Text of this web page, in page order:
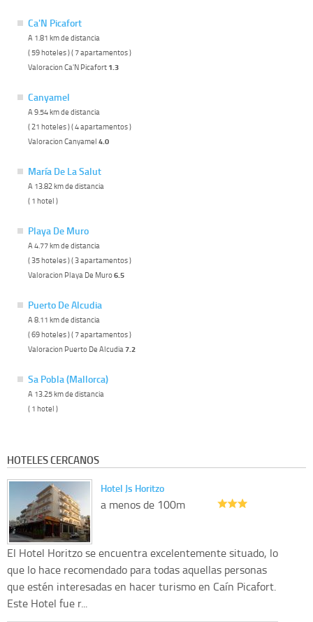
Ca'N Picafort
A 1.81 km de distancia
( 59 hoteles ) ( 7 apartamentos )
Valoracion Ca'N Picafort 1.3
Canyamel
A 9.54 km de distancia
( 21 hoteles ) ( 4 apartamentos )
Valoracion Canyamel 4.0
María De La Salut
A 13.82 km de distancia
( 1 hotel )
Playa De Muro
A 4.77 km de distancia
( 35 hoteles ) ( 3 apartamentos )
Valoracion Playa De Muro6.5
Puerto De Alcudia
A 8.11 km de distancia
( 69 hoteles ) ( 7 apartamentos )
Valoracion Puerto De Alcudia 7.2
Sa Pobla (Mallorca)
A 13.25 km de distancia
( 1 hotel )
HOTELES CERCANOS
Hotel Js Horitzo
a menos de 100m
El Hotel Horitzo se encuentra excelentemente situado, lo
que lo hace recomendado para todas aquellas personas
que estén interesadas en hacer turismo en Caín Picafort.
Este Hotel fue r...